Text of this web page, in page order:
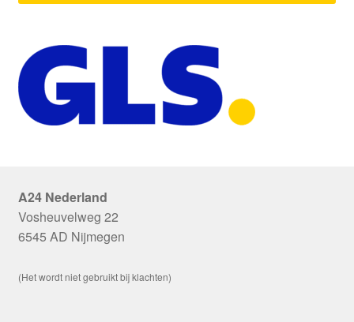
A24 Nederland
Vosheuvelweg 22
6545 AD Nijmegen
(Het wordt niet gebruikt bij klachten)